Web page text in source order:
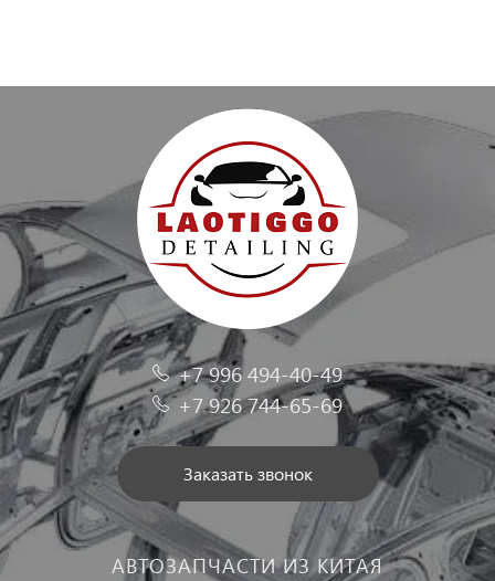
+7 996 494-40-49
+7 926 744-65-69
Заказать звонок
АВТОЗАПЧАСТИ ИЗ КИТАЯ